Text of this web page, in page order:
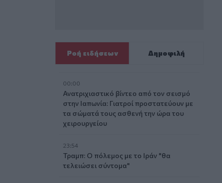
Ροή ειδήσεων Δημοφιλή
00:00
Ανατριχιαστικό βίντεο από τον σεισμό
στην Ιαπωνία: Γιατροί προστατεύουν με
τα σώματά τους ασθενή την ώρα του
χειρουργείου
23:54
Τραμπ: Ο πόλεμος με το Ιράν "θα
τελειώσει σύντομα"